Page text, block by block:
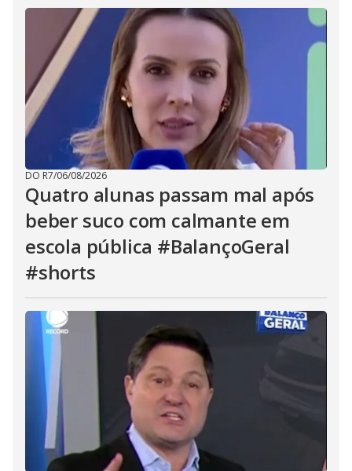
DO R7/06/08/2026
Quatro alunas passam mal após
beber suco com calmante em
escola pública #BalançoGeral
#shorts